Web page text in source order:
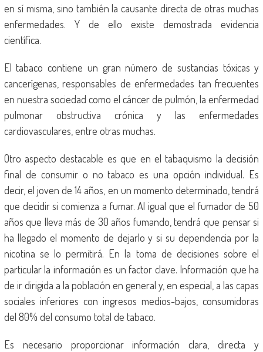
en sí misma, sino también la causante directa de otras muchas
enfermedades. Y de ello existe demostrada evidencia
científica.
El tabaco contiene un gran número de sustancias tóxicas y
cancerígenas, responsables de enfermedades tan frecuentes
en nuestra sociedad como el cáncer de pulmón, la enfermedad
pulmonar obstructiva crónica y las enfermedades
cardiovasculares, entre otras muchas.
Otro aspecto destacable es que en el tabaquismo la decisión
final de consumir o no tabaco es una opción individual. Es
decir, el joven de 14 años, en un momento determinado, tendrá
que decidir si comienza a fumar. Al igual que el fumador de 50
años que lleva más de 30 años fumando, tendrá que pensar si
ha llegado el momento de dejarlo y si su dependencia por la
nicotina se lo permitirá. En la toma de decisiones sobre el
particular la información es un factor clave. Información que ha
de ir dirigida a la población en general y, en especial, a las capas
sociales inferiores con ingresos medios-bajos, consumidoras
del 80% del consumo total de tabaco.
Es necesario proporcionar información clara, directa y